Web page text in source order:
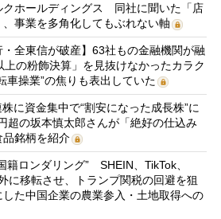
クホールディングス 同社に聞いた「店
事業を多角化してもぶれない軸
・全東信が破産】63社もの金融機関が融
の粉飾決算」を見抜けなかったカラク
操業”の焦りも表出していた
に資金集中で“割安になった成長株”に
の坂本慎太郎さんが「絶好の仕込み
銘柄を紹介
籍ロンダリング” SHEIN、TikTok、
に移転させ、トランプ関税の回避を狙
た中国企業の農業参入・土地取得への